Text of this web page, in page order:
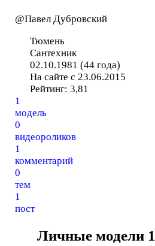
@Павел Дубровский
Тюмень
Сантехник
02.10.1981 (44 года)
На сайте с 23.06.2015
Рейтинг: 3,81
1
модель
0
видеороликов
1
комментарий
0
тем
1
пост
Личные модели 1